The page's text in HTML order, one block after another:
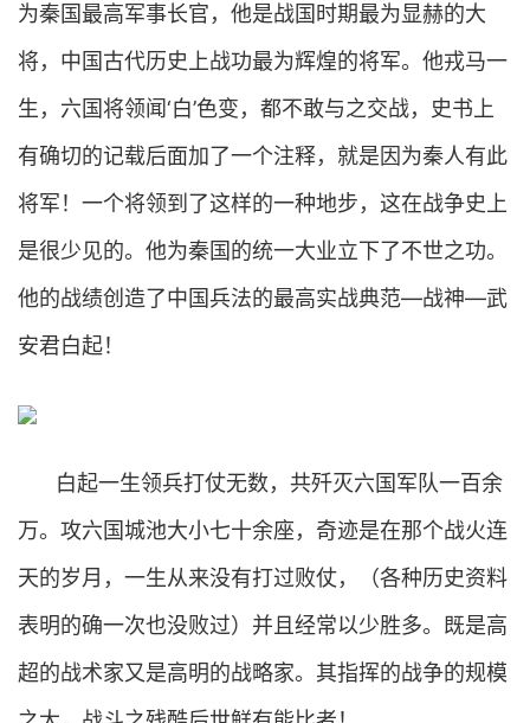
为秦国最高军事长官，他是战国时期最为显赫的大
将，中国古代历史上战功最为辉煌的将军。他戎马一
生，六国将领闻‘白’色变，都不敢与之交战，史书上
有确切的记载后面加了一个注释，就是因为秦人有此
将军！一个将领到了这样的一种地步，这在战争史上
是很少见的。他为秦国的统一大业立下了不世之功。
他的战绩创造了中国兵法的最高实战典范—战神—武
安君白起！
白起一生领兵打仗无数，共歼灭六国军队一百余
万。攻六国城池大小七十余座，奇迹是在那个战火连
天的岁月，一生从来没有打过败仗，（各种历史资料
表明的确一次也没败过）并且经常以少胜多。既是高
超的战术家又是高明的战略家。其指挥的战争的规模